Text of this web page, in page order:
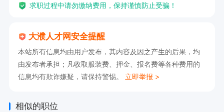
求职过程中请勿缴纳费用，保持谨慎防止受骗！
大濮人才网安全提醒
本站所有信息均由用户发布，其内容及因之产生的后果，均
由发布者承担；凡收取服装费、押金、报名费等各种费用的
信息均有欺诈嫌疑，请保持警惕。 立即举报 >
相似的职位